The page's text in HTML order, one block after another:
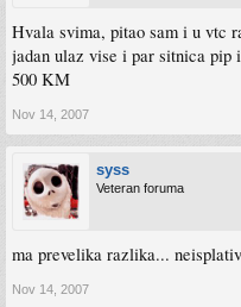
Hvala svima, pitao sam i u vtc
jadan ulaz vise i par sitnica pip
500 KM
Nov 14, 2007
syss
Veteran foruma
ma prevelika razlika...
Nov 14, 2007